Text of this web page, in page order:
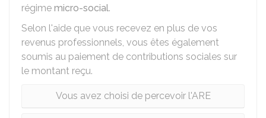
régime micro-social.
Selon l'aide que vous recevez en plus de vos
revenus professionnels, vous êtes également
soumis au paiement de contributions sociales sur
le montant reçu.
Vous avez choisi de percevoir l'ARE